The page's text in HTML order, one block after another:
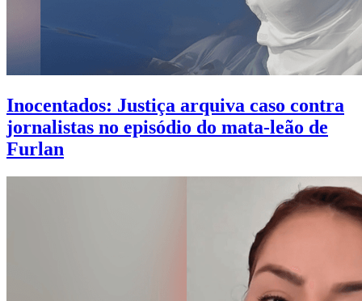
Inocentados: Justiça arquiva caso contra
jornalistas no episódio do mata-leão de
Furlan